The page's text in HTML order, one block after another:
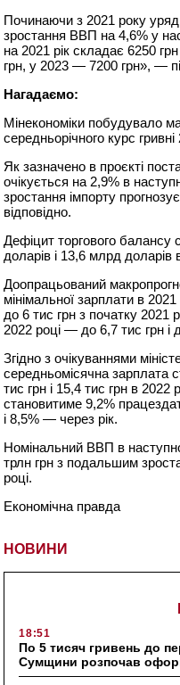
НОВИНИ
18:51
По 5 тисяч гривень до
Сумщини розпочав
Починаючи з 2021 року
зростання ВВП на 4,6% у
на 2021 рік складає 6250
грн, у 2023 — 7200 грн», —
Нагадаємо:
Мінекономіки побудувало
середньорічного курс
Як зазначено в проєкті
очікується на 2,9% в
зростання імпорту
відповідно.
Дефіцит торгового балансу
доларів і 13,6 млрд доларів
Доопрацьований
мінімальної зарплати в
до 6 тис грн з початку 2021
2022 році — до 6,7 тис грн і
Згідно з очікуваннями
середньомісячна зарплата
тис грн і 15,4 тис грн в
становитиме 9,2%
і 8,5% — через рік.
Номінальний ВВП в
трлн грн з подальшим
році.
Економічна правда